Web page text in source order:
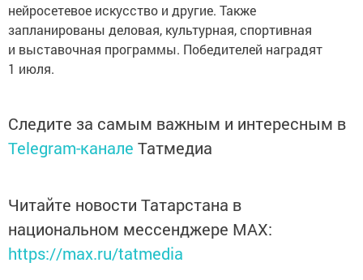
нейросетевое искусство и другие. Также
запланированы деловая, культурная, спортивная
и выставочная программы. Победителей наградят
1 июля.
Следите за самым важным и интересным в
Telegram-канале Татмедиа
Читайте новости Татарстана в
национальном мессенджере MАХ:
https://max.ru/tatmedia